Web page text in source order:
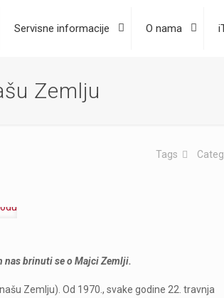
Servisne informacije O nama
Zemlju
Tags
brinuti se o Majci Zemlji.
Zemlju). Od 1970., svake godine 22. travnja